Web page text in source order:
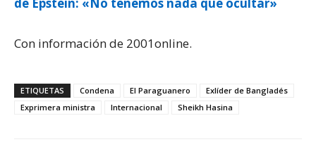
Con información de 2001online.
ETIQUETAS Condena El Paraguanero
Exlíder de Bangladés
Exprimera ministra
Internacional Sheikh Hasina